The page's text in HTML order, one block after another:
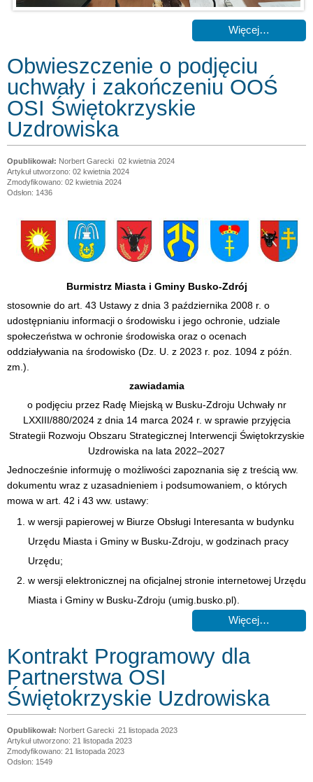
Więcej…
Obwieszczenie o podjęciu
uchwały i zakończeniu OOŚ
OSI Świętokrzyskie
Uzdrowiska
Norbert Garecki 02 kwietnia 2024
Artykuł utworzono: 02 kwietnia 2024
Zmodyfikowano: 02 kwietnia 2024
Odsłon: 1436
Burmistrz Miasta i Gminy Busko-Zdrój
stosownie do art. 43 Ustawy z dnia 3 października 2008 r. o
udostępnianiu informacji o środowisku i jego ochronie, udziale
społeczeństwa w ochronie środowiska oraz o ocenach
oddziaływania na środowisko (Dz. U. z 2023 r. poz. 1094 z późn.
zm.).
zawiadamia
o podjęciu przez Radę Miejską w Busku-Zdroju Uchwały nr
LXXIII/880/2024 z dnia 14 marca 2024 r. w sprawie przyjęcia
Strategii Rozwoju Obszaru Strategicznej Interwencji Świętokrzyskie
Uzdrowiska na lata 2022–2027
Jednocześnie informuję o możliwości zapoznania się z treścią ww.
dokumentu wraz z uzasadnieniem i podsumowaniem, o których
mowa w art. 42 i 43 ww. ustawy:
w wersji papierowej w Biurze Obsługi Interesanta w budynku
Urzędu Miasta i Gminy w Busku-Zdroju, w godzinach pracy
Urzędu;
w wersji elektronicznej na oficjalnej stronie internetowej Urzędu
Miasta i Gminy w Busku-Zdroju (umig.busko.pl).
Więcej…
Kontrakt Programowy dla
Partnerstwa OSI
Świętokrzyskie Uzdrowiska
Norbert Garecki 21 listopada 2023
Artykuł utworzono: 21 listopada 2023
Zmodyfikowano: 21 listopada 2023
Odsłon: 1549